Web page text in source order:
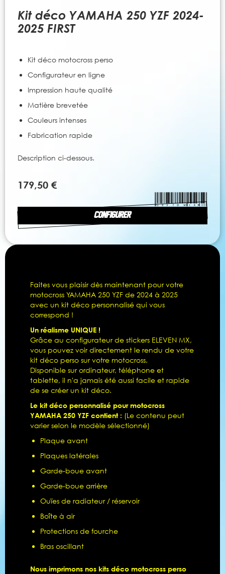
Kit déco YAMAHA 250 YZF 2024-
2025 FIRST
Kit déco motocross perso
Configurateur en ligne
Impression haute qualité
Matière brevetée
Couleurs intenses
Fabrication rapide
Description ci-dessous.
CONFIGURER
179,50 €
beginning
gallery
Faites vous plaisir dès maintenant pour votre
motocross YAMAHA 250 YZF de 2024 à 2025
avec un kit déco personnalisé qui vous
correspond !
Un réalisme UNIQUE !
Grâce au configurateur de stickers ELEVEN MX,
vous pouvez voir directement le rendu de votre
kit déco perso sur votre motocross.
Disponible sur ordinateur, téléphone et
tablette, il n'a jamais été aussi facile et rapide
de se créer un kit déco.
Le kit déco personnalisé pour motocross
YAMAHA 250 YZF contient : (Le contenu peut
varier selon le modèle sélectionné)
Plaque avant
Plaques latérales
Garde-boue avant
Garde-boue arrière
Ouïes de radiateur / réservoir
Boîte à air
Protections de fourche
Bras oscillant
Nous imprimons nos kits déco motocross perso